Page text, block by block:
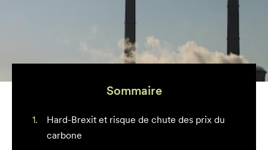
Sommaire
Hard-Brexit et risque de chute des prix du
carbone